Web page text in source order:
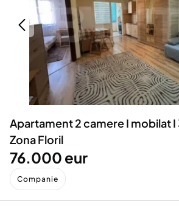
Servicii
Animale de companie
Afaceri și echipamente
Inchiriere Bunuri si Vehicule
Utilaje agricole si industriale
Piese auto si accesorii
Dacia Duster
Apartament 2 camere I mobilat I
Zona Floril
76.000 eur
Companie